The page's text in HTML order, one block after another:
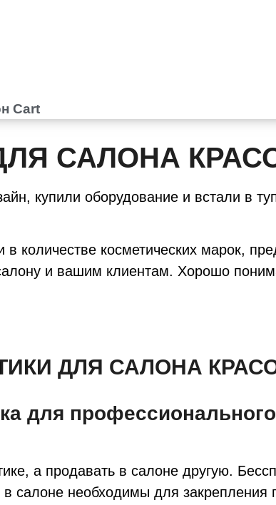
Cart
САЛОНА
купили оборудование и встали в
количестве косметических марок,
и вашим клиентам. Хорошо
ДЛЯ САЛОНА
для
а продавать в салоне другую.
необходимы для закрепления